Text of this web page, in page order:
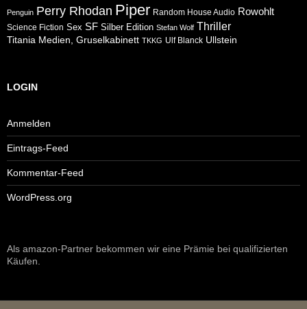
Penguin Perry Rhodan Piper Random House Audio Rowohlt
Science Fiction Sex SF Silber Edition Stefan Wolf Thriller
Titania Medien, Gruselkabinett TKKG Ulf Blanck Ullstein
LOGIN
Anmelden
Eintrags-Feed
Kommentar-Feed
WordPress.org
Als amazon-Partner bekommen wir eine Prämie bei qualifizierten
Käufen.